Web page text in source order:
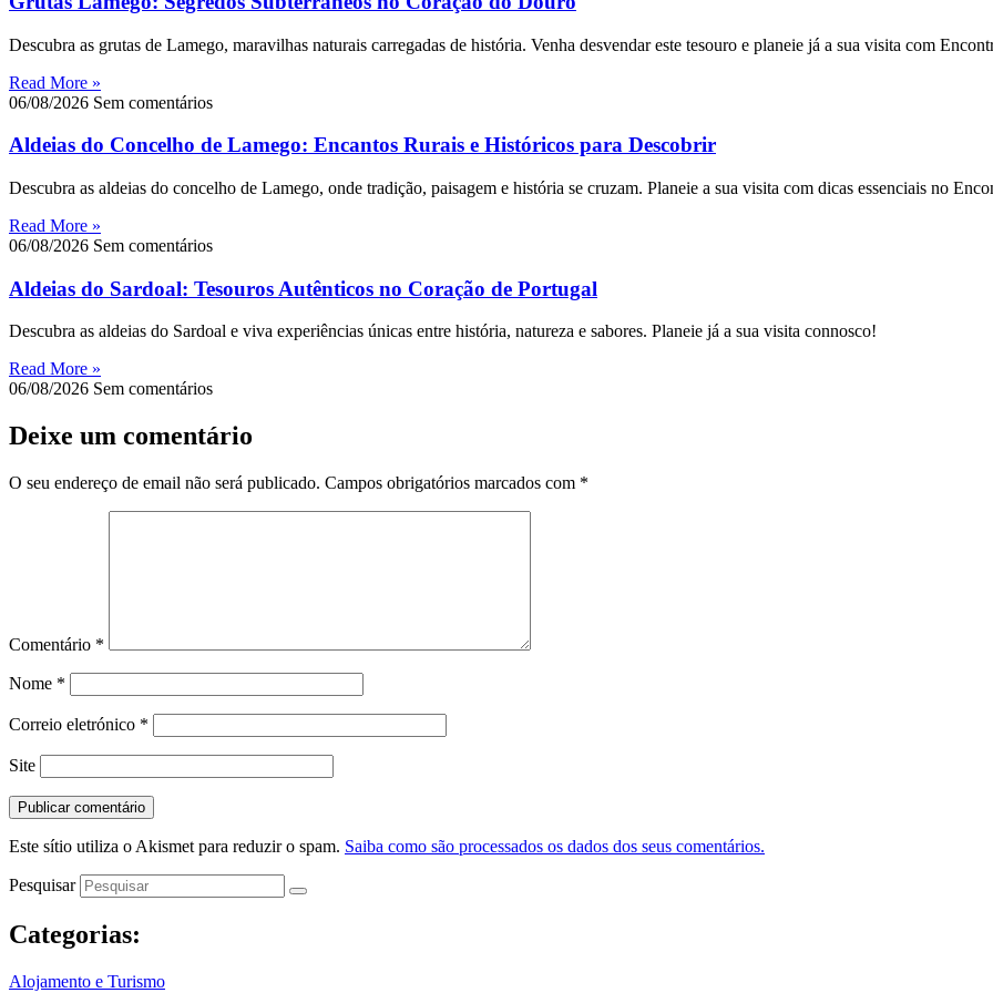
Descubra as grutas de Lamego, maravilhas naturais carregadas de história. Venha desvendar este tesouro e planeie já a sua visita com
Read More »
06/08/2026 Sem comentários
Aldeias do Concelho de Lamego: Encantos Rurais e Históricos para Descobrir
Descubra as aldeias do concelho de Lamego, onde tradição, paisagem e história se cruzam. Planeie a sua visita com dicas essenciais no
Read More »
06/08/2026 Sem comentários
Aldeias do Sardoal: Tesouros Autênticos no Coração de Portugal
Descubra as aldeias do Sardoal e viva experiências únicas entre história, natureza e sabores. Planeie já a sua visita connosco!
Read More »
06/08/2026 Sem comentários
Deixe um comentário
O seu endereço de email não será publicado. Campos obrigatórios marcados com *
Comentário *
Nome *
Correio eletrónico *
Site
Este sítio utiliza o Akismet para reduzir o spam. Saiba como são processados os dados dos seus comentários.
Pesquisar
Categorias:
Alojamento e Turismo